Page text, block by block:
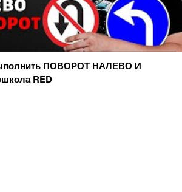
ПОВОРОТ НАЛЕВО И
RED